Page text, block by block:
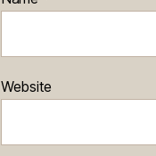
Website